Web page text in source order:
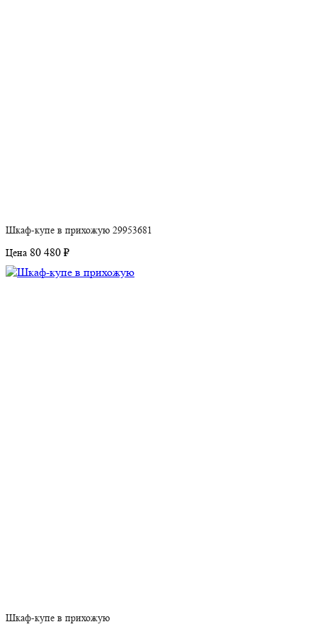
Шкаф-купе в прихожую 29953681
Цена 80 480 ₽
Шкаф-купе в прихожую